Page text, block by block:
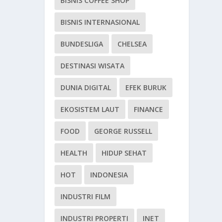
BISNIS INTERNASIONAL
BUNDESLIGA CHELSEA
DESTINASI WISATA
DUNIA DIGITAL EFEK BURUK
EKOSISTEM LAUT FINANCE
FOOD GEORGE RUSSELL
HEALTH HIDUP SEHAT
HOT INDONESIA
INDUSTRI FILM
INDUSTRI PROPERTI INET